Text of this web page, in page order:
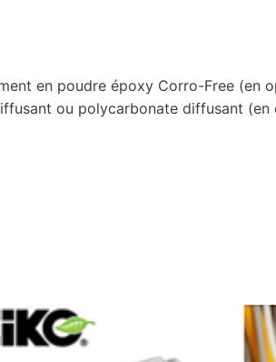
en poudre époxy Corro-Free (en
ou polycarbonate diffusant (en